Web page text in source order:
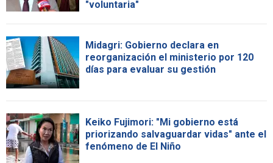
"voluntaria"
Midagri: Gobierno declara en
reorganización el ministerio por 120
días para evaluar su gestión
Keiko Fujimori: "Mi gobierno está
priorizando salvaguardar vidas" ante el
fenómeno de El Niño